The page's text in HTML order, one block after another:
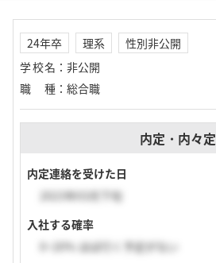
24年卒 理系
性別非公開
学校名 ： 非公開
職種 ： 総合職
内定・内々定
内定連絡を受けた日
2023年03月下旬
入社する確率
0~20% ほぼ行く予定がない